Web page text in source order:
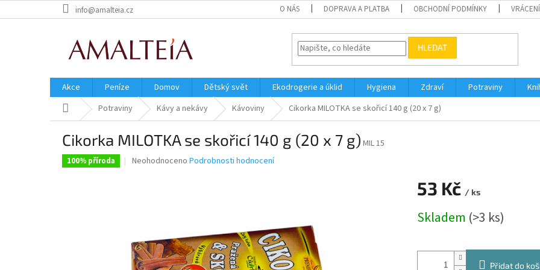
na
info@amalteia.cz O NÁS DOPRAVA A PLATBA OBCHODNÍ PODMÍNKY
HLEDAT
Akce Peníze Domov Dětský svět Ekodrogerie a úklid Hygiena Zdraví Potraviny
Domů Potraviny Kávy a nekávy Kávoviny Cikorka MILOTKA se skořicí 140 g (20 x 7 g)
Cikorka MILOTKA se skořicí 140 g (20 x 7 g) MIL 15
100% příroda
Průměrné
hvězdiček.
Neohodnoceno Podrobnosti hodnocení
53 Kč / ks
cena:
Skladem (>3 ks)
Přidat do